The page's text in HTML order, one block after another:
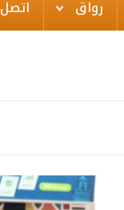
رواق اتصل